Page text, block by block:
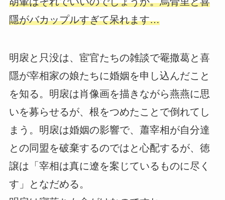
隱がバカップルすぎて呆れます…
明扆と只没は、宦官たちの雑談で罨撒葛と喜
隱が宰相家の娘たちに婚姻を申し込んだこと
を知る。明扆は肖像画を描きながら燕燕に思
いを募らせるが、根をつめたことで倒れてし
まう。明扆は婚姻の影響で、蕭宰相が自分達
との同盟を破棄するのではと心配するが、徳
譲は「宰相は真に遼を案じているものに尽く
す」となだめる。